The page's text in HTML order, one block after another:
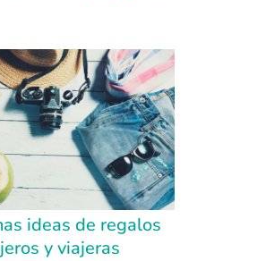
ideas de regalos
y viajeras